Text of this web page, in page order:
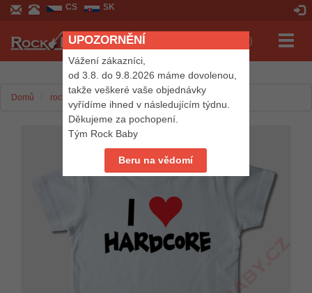
UPOZORNĚNÍ
Vážení zákazníci,
od 3.8. do 9.8.2026 máme dovolenou,
takže veškeré vaše objednávky
vyřídíme ihned v následujícím týdnu.
Děkujeme za pochopení.
Tým Rock Baby
Beru na vědomí
CS SK
Košík (0 Kč)
Domů rockbaby.cz Pro děti Dětská trička